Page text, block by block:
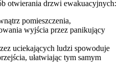
otwierania drzwi ewakuacyjnych:
pomieszczenia,
wyjścia przez panikujący
uciekających ludzi spowoduje
ułatwiając tym samym